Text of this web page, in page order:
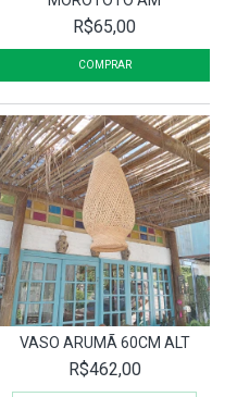
R$65,00
VASO ARUMÃ 60CM ALT
R$462,00